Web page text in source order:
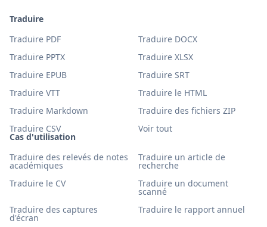
Cas d'utilisation
Traduire des relevés de notes
académiques
Traduire un article de
recherche
Traduire le CV
Traduire un document
scanné
Traduire des captures
d'écran
Traduire le rapport annuel
Traduire
Traduire PDF
Traduire DOCX
Traduire PPTX
Traduire XLSX
Traduire EPUB
Traduire SRT
Traduire VTT
Traduire le HTML
Traduire Markdown
Traduire des fichiers ZIP
Traduire CSV
Voir tout